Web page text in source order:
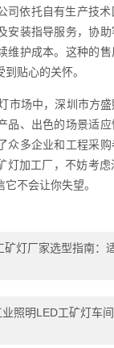
司依托自有生产技
安装指导服务，协
维护成本。这种的
贴心的关怀。
市场中，深圳市方
品、出色的场景适应
众多企业和工程采
灯加工厂，不妨考
不会让你失望。
矿灯厂家选型指南：
照明LED工矿灯车